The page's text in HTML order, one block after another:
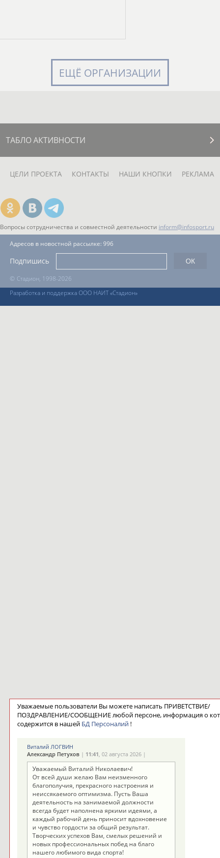
ЕЩЁ ОРГАНИЗАЦИИ
ТАБЛО АКТИВНОСТИ
ЦЕЛИ ПРОЕКТА КОНТАКТЫ НАШИ КНОПКИ РЕКЛАМА
Вопросы сотрудничества и совместной деятельности inform@infosport.ru
© Стадион, 1998-2026
Разработка и поддержка ООО НАИТ «Стадион»
Адресов в новостной рассылке: 996
Подпишись
Уважаемые пользователи Вы можете написать ПРИВЕТСТВИЕ/
ПОЗДРАВЛЕНИЕ/СООБЩЕНИЕ любой персоне, информация о
содержится в нашей БД Персоналий!
Виталий ЛОГВИН
Александр Петухов| 11:41, 02 августа 2026 |
Уважаемый Виталий Николаевич!
От всей души желаю Вам неизменного
благополучия, прекрасного настроения и
неиссякаемого оптимизма. Пусть Ваша
деятельность на занимаемой должности
всегда будет наполнена яркими идеями, а
каждый рабочий день приносит вдохновение
и чувство гордости за общий результат.
Творческих успехов Вам, смелых решений и
новых профессиональных побед на благо
нашего любимого вида спорта!